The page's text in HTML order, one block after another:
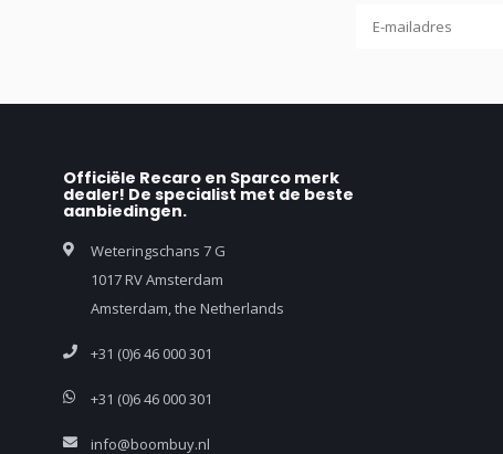
Officiële Recaro en Sparco merk
dealer! De specialist met de beste
aanbiedingen.
Weteringschans 7 G
1017 RV Amsterdam
Amsterdam, the Netherlands
+31 (0)6 46 000 301
+31 (0)6 46 000 301
info@boombuy.nl